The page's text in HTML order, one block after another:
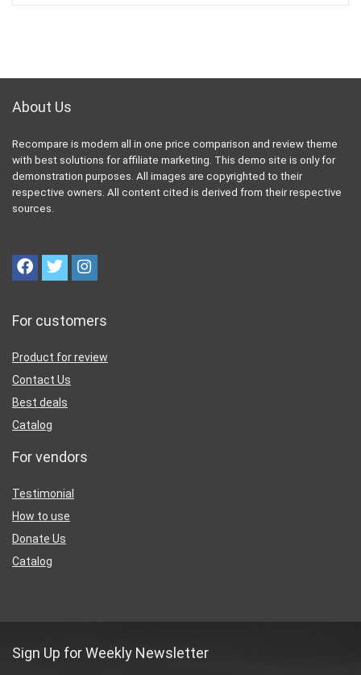
About Us
Recompare is modern all in one price comparison and review theme
with best solutions for affiliate marketing. This demo site is only for
demonstration purposes. All images are copyrighted to their
respective owners. All content cited is derived from their respective
sources.
For customers
Product for review
Contact Us
Best deals
Catalog
For vendors
Testimonial
How to use
Donate Us
Catalog
Sign Up for Weekly Newsletter